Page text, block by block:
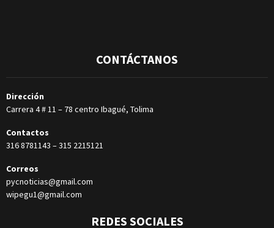
CONTÁCTANOS
Dirección
Carrera 4 # 11 – 78 centro Ibagué, Tolima
Contactos
316 8781143 –315 2215121
Correos
pycnoticias@gmail.com
wipegu1@gmail.com
REDES SOCIALES